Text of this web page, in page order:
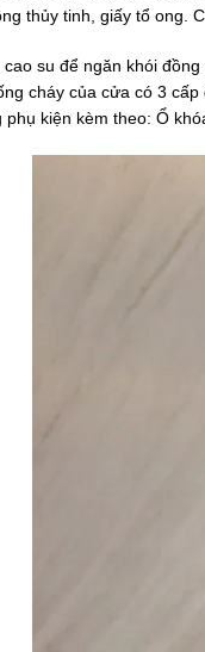
thủy tinh, giấy tổ ong.
su để ngăn khói đồng
cháy của cửa có 3
phụ kiện kèm theo: Ổ